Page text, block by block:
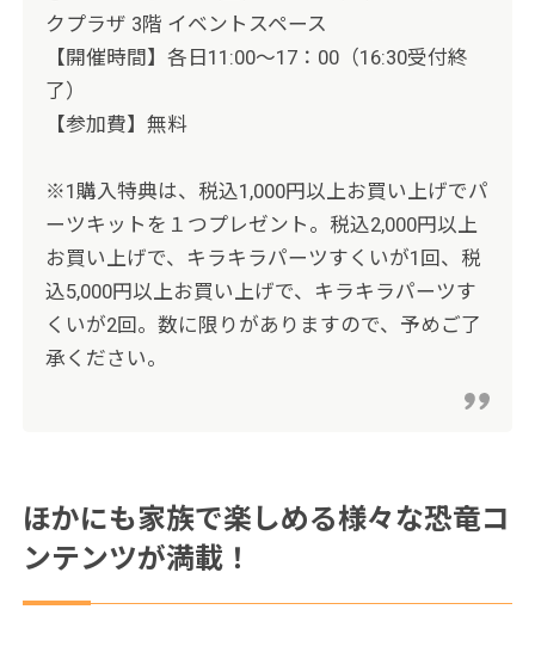
クプラザ 3階 イベントスペース
【開催時間】各日11:00～17：00（16:30受付終
了）
【参加費】無料
※1購入特典は、税込1,000円以上お買い上げでパ
ーツキットを１つプレゼント。税込2,000円以上
お買い上げで、キラキラパーツすくいが1回、税
込5,000円以上お買い上げで、キラキラパーツす
くいが2回。数に限りがありますので、予めご了
承ください。
ほかにも家族で楽しめる様々な恐竜コ
ンテンツが満載！